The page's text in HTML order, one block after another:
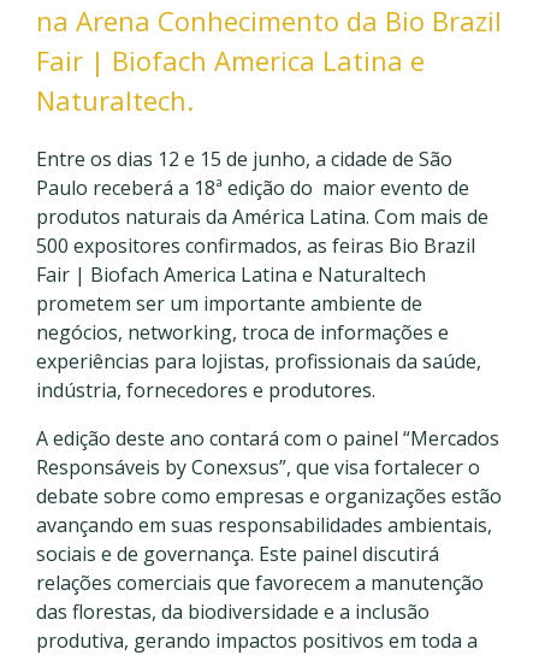
na Arena Conhecimento da Bio Brazil
Fair | Biofach America Latina e
Naturaltech.
Entre os dias 12 e 15 de junho, a cidade de São
Paulo receberá a 18ª edição do maior evento de
produtos naturais da América Latina. Com mais de
500 expositores confirmados, as feiras Bio Brazil
Fair | Biofach America Latina e Naturaltech
prometem ser um importante ambiente de
negócios, networking, troca de informações e
experiências para lojistas, profissionais da saúde,
indústria, fornecedores e produtores.
A edição deste ano contará com o painel “Mercados
Responsáveis by Conexsus”, que visa fortalecer o
debate sobre como empresas e organizações estão
avançando em suas responsabilidades ambientais,
sociais e de governança. Este painel discutirá
relações comerciais que favorecem a manutenção
das florestas, da biodiversidade e a inclusão
produtiva, gerando impactos positivos em toda a